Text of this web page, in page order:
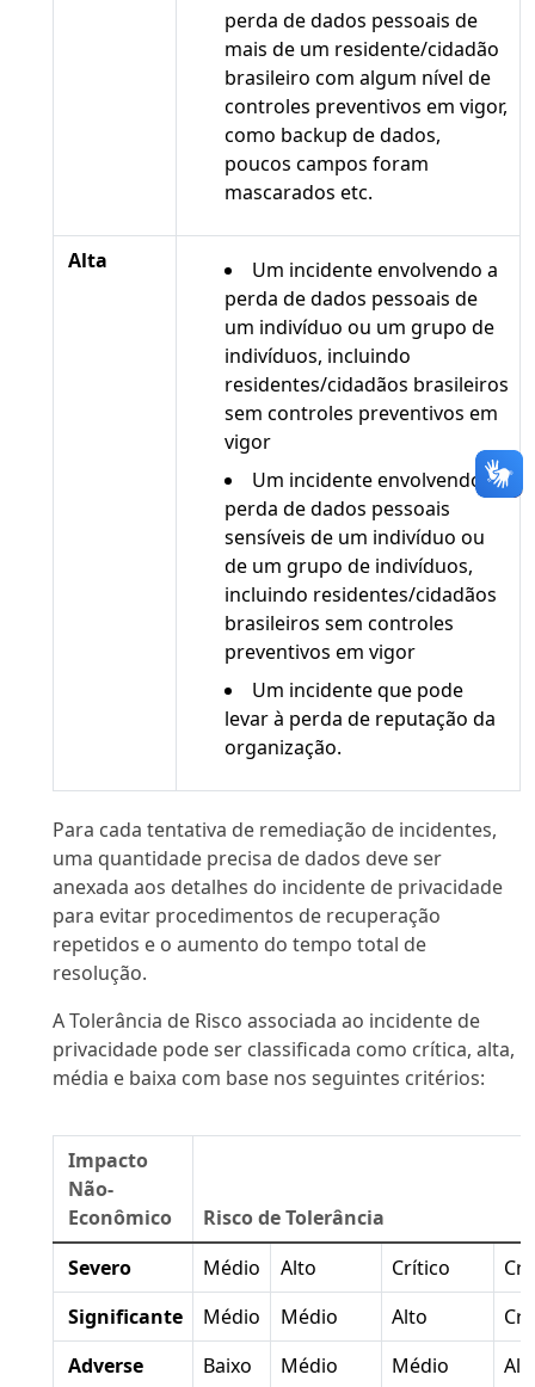
perda de dados pessoais de
mais de um residente/cidadão
brasileiro com algum nível de
controles preventivos em vigor,
como backup de dados,
poucos campos foram
mascarados etc.
Alta
Um incidente envolvendo a
perda de dados pessoais de
um indivíduo ou um grupo de
indivíduos, incluindo
residentes/cidadãos brasileiros
sem controles preventivos em
vigor
Um incidente envolvendo a
perda de dados pessoais
sensíveis de um indivíduo ou
de um grupo de indivíduos,
incluindo residentes/cidadãos
brasileiros sem controles
preventivos em vigor
Um incidente que pode
levar à perda de reputação da
organização.
Para cada tentativa de remediação de incidentes,
uma quantidade precisa de dados deve ser
anexada aos detalhes do incidente de privacidade
para evitar procedimentos de recuperação
repetidos e o aumento do tempo total de
resolução.
A Tolerância de Risco associada ao incidente de
privacidade pode ser classificada como crítica, alta,
média e baixa com base nos seguintes critérios:
Impacto
Não-
Econômico
Risco de Tolerância
Severo
Médio Alto Crítico
Significante
Médio Médio Alto
Adverse
Baixo Médio Médio